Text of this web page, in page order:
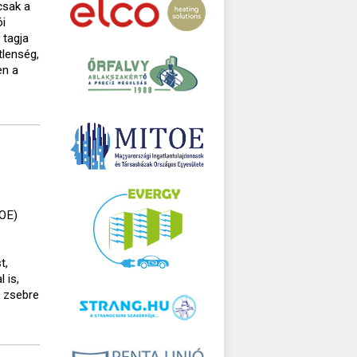
a
tagja
a
is,